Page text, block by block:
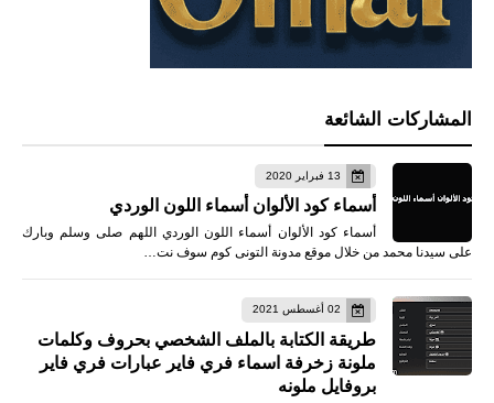
المشاركات الشائعة
13 فبراير 2020
أسماء كود الألوان أسماء اللون الوردي
أسماء كود الألوان أسماء اللون الوردي اللهم صلى وسلم وبارك
على سيدنا محمد من خلال موقع مدونة التونى كوم سوف نت…
02 أغسطس 2021
طريقة الكتابة بالملف الشخصي بحروف وكلمات
ملونة زخرفة اسماء فري فاير عبارات فري فاير
بروفايل ملونه